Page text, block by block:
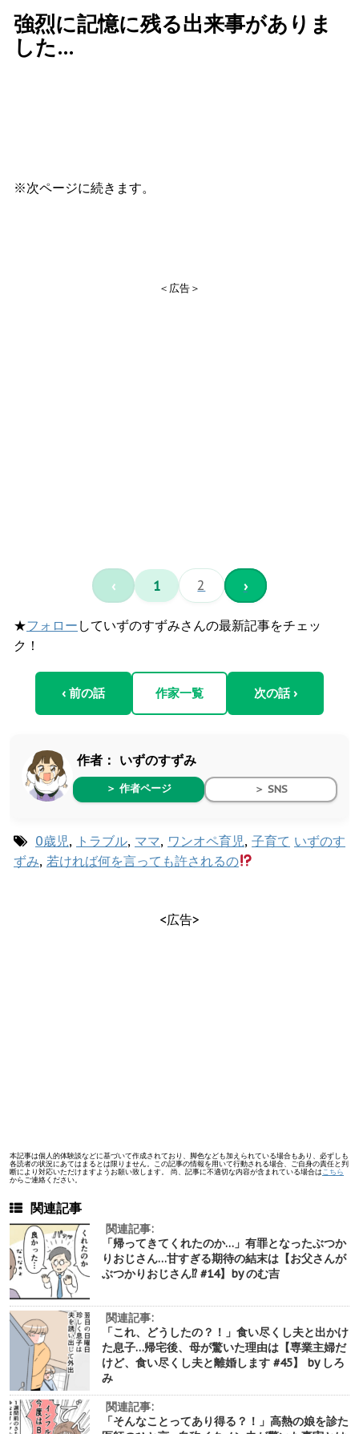
強烈に記憶に残る出来事がありま
した…
※次ページに続きます。
＜広告＞
‹ 1 2 ›
★フォロー していずのすずみさんの最新記事をチェッ
ク！
‹ 前の話 作家一覧 次の話 ›
作者： いずのすずみ
＞ 作者ページ ＞ SNS
0歳児, トラブル, ママ, ワンオペ育児, 子育て いずのす
ずみ, 若ければ何を言っても許されるの
<広告>
本記事は個人的体験談などに基づいて作成されており、脚色なども加えられている場合もあり、必ずしも
各読者の状況にあてはまるとは限りません。この記事の情報を用いて行動される場合、ご自身の責任と判
断により対応いただけますようお願い致します。 尚、記事に不適切な内容が含まれている場合は こちら
からご連絡ください。
関連記事
関連記事:
「帰ってきてくれたのか…」有罪となったぶつか
りおじさん…甘すぎる期待の結末は【お父さんが
ぶつかりおじさん⁉︎ #14】by のむ吉
関連記事:
「これ、どうしたの？！」食い尽くし夫と出かけ
た息子…帰宅後、母が驚いた理由は【専業主婦だ
けど、食い尽くし夫と離婚します #45】 by しろ
み
関連記事:
「そんなことってあり得る？！」高熱の娘を診た